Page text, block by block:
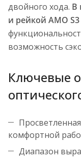
двойного хода. В
и рейкой AMO S3
возможность
Ключевые
комфортной
Диапазон